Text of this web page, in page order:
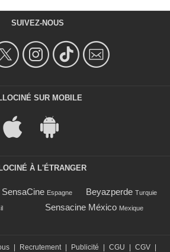
SUIVEZ-NOUS
SUR MOBILE
À L'ÉTRANGER
SensaCine Espagne Beyazperde Turquie
Sensacine México Mexique
| Recrutement | Publicité | CGU | CGV |